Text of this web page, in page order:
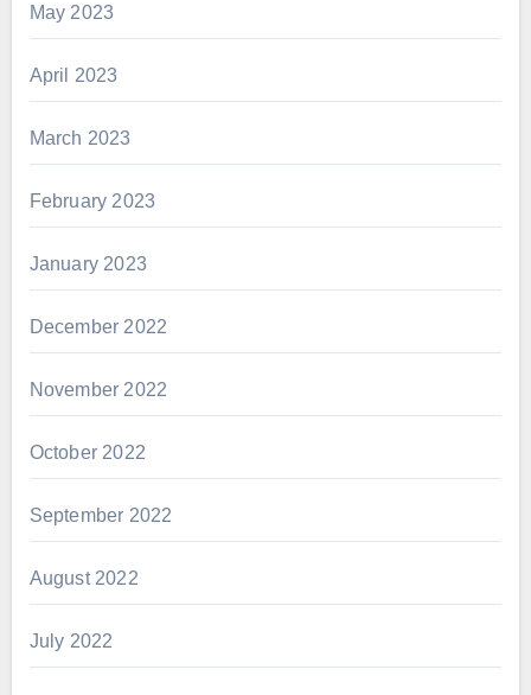
May 2023
April 2023
March 2023
February 2023
January 2023
December 2022
November 2022
October 2022
September 2022
August 2022
July 2022